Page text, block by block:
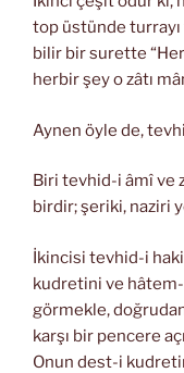
top üstünde
bilir bir surette
herbir şey o zâtı
Aynen öyle de,
Biri tevhid-i âmî ve
birdir; şeriki, naziri
İkincisi tevhid-i
kudretini ve
görmekle,
karşı bir pencere
Onun dest-i